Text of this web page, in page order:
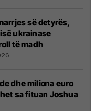
së detyrës,
ukrainase
të madh
dhe miliona euro
sa fituan Joshua